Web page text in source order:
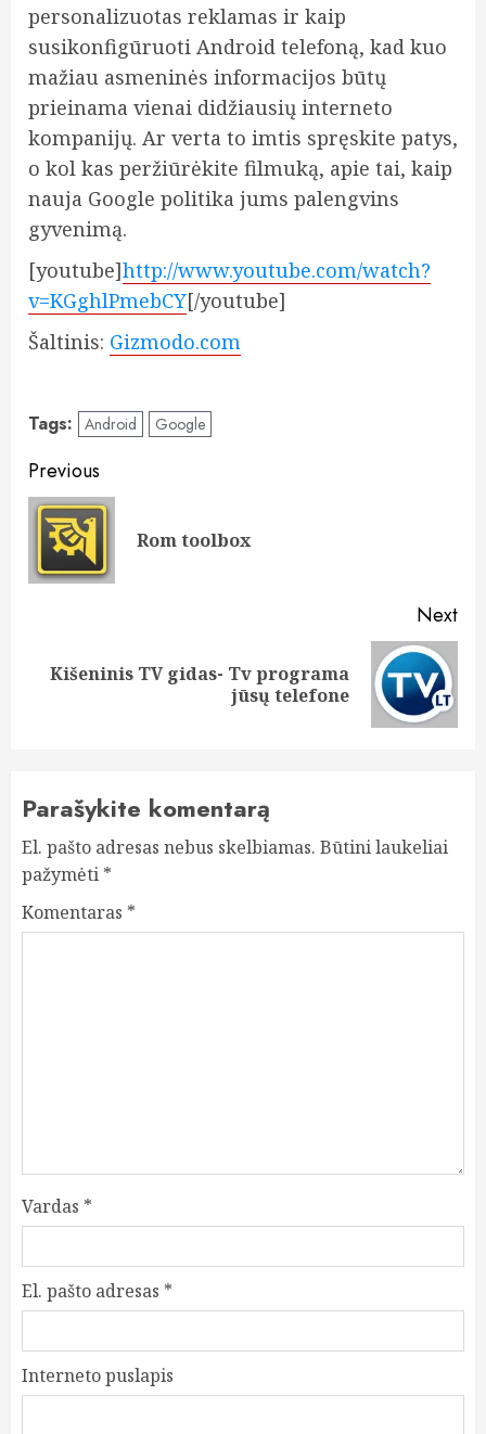
personalizuotas reklamas ir kaip
susikonfigūruoti Android telefoną, kad kuo
mažiau asmeninės informacijos būtų
prieinama vienai didžiausių interneto
kompanijų. Ar verta to imtis spręskite patys,
o kol kas peržiūrėkite filmuką, apie tai, kaip
nauja Google politika jums palengvins
gyvenimą.
[youtube]http://www.youtube.com/watch?
v=KGghlPmebCY[/youtube]
Šaltinis: Gizmodo.com
Tags: Android Google
Post
navigation
Previous
Rom toolbox
Next
Next
Kišeninis TV gidas- Tv programa
jūsų telefone
Parašykite komentarą
El. pašto adresas nebus skelbiamas. Būtini laukeliai
pažymėti *
Komentaras *
Vardas *
El. pašto adresas *
Interneto puslapis